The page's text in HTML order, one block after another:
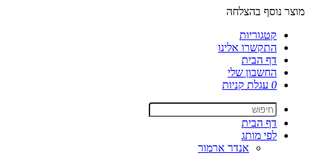
מוצר נוסף בהצלחה
קטגוריות
התקשרו אלינו
דף הבית
החשבון שלי
0 עגלת קניות
דף הבית
לפי מותג
אנדר ארמור